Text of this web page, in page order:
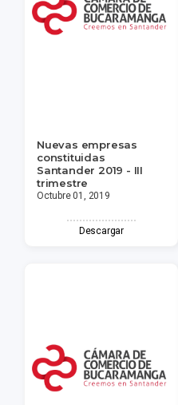
Nuevas empresas
constituidas
Santander 2019 - III
trimestre
Octubre 01, 2019
Descargar